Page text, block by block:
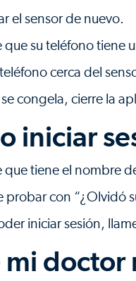
el sensor de nuevo.
que su teléfono tiene
cerca del
congela, cierre la
iniciar
que tiene el nombre
probar con “¿Olvidó
iniciar sesión,
mi